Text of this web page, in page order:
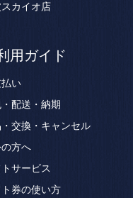
カイオ店
用ガイド
い
配送・納期
交換・キャンセル
方へ
サービス
券の使い方